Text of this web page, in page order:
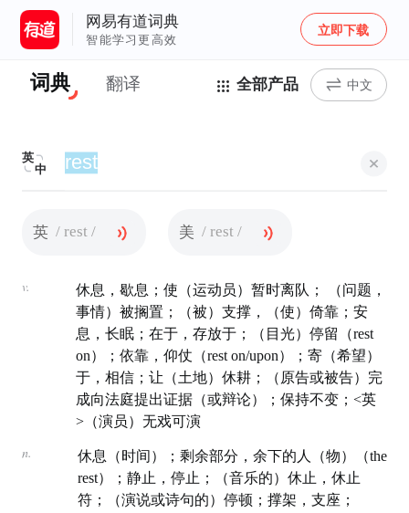
网易有道词典
智能学习更高效
立即下载
词典 翻译 全部产品 中文
英
中
英 / rest / 美 / rest /
v.
休息，歇息；使（运动员）暂时离队； （问题，
事情）被搁置；（被）支撑，（使）倚靠；安
息，长眠；在于，存放于；（目光）停留（rest
on）；依靠，仰仗（rest on/upon）；寄（希望）
于，相信；让（土地）休耕；（原告或被告）完
成向法庭提出证据（或辩论）；保持不变；<英
>（演员）无戏可演
n.
休息（时间）；剩余部分，余下的人（物）（the
rest）；静止，停止；（音乐的）休止，休止
符；（演说或诗句的）停顿；撑架，支座；